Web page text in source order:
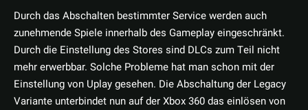
Durch das Abschalten bestimmter Service werden auch
zunehmende Spiele innerhalb des Gameplay eingeschränkt.
Durch die Einstellung des Stores sind DLCs zum Teil nicht
mehr erwerbbar. Solche Probleme hat man schon mit der
Einstellung von Uplay gesehen. Die Abschaltung der Legacy
Variante unterbindet nun auf der Xbox 360 das einlösen von